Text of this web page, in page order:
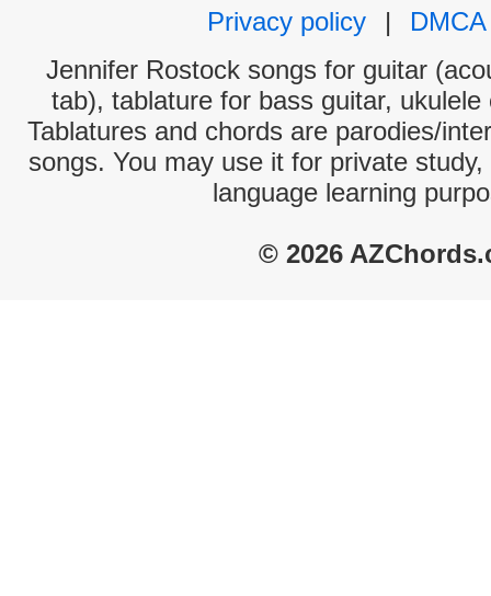
Privacy policy
|
DMCA
Jennifer Rostock songs for guitar
tab), tablature for bass guitar,
Tablatures and chords are parodies/
songs. You may use it for private
language learning
© 2026